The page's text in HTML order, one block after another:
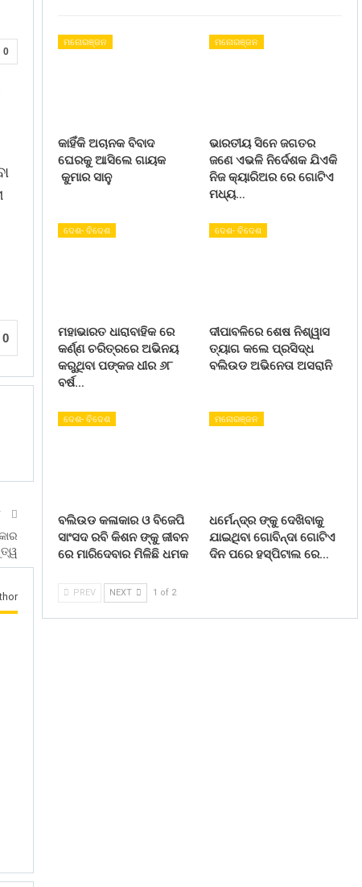
0
0
ମନୋରଞ୍ଜନ
କାହିଁକି ଅଚାନକ ବିବାଦ
ଘେରକୁ ଆସିଲେ ଗାୟକ
କୁମାର ସାନୁ
ମନୋରଞ୍ଜନ
ଭାରତୀୟ ସିନେ ଜଗତର
ଜଣେ ଏଭଳି ନିର୍ଦେଶକ ଯିଏକି
ନିଜ କ୍ୟାରିଅର ରେ ଗୋଟିଏ
ମଧ୍ୟ…
ଦେଶ- ବିଦେଶ
ମହାଭାରତ ଧାରାବାହିକ ରେ
କର୍ଣ୍ଣ ଚରିତ୍ରରେ ଅଭିନୟ
କରୁଥିବା ପଙ୍କଜ ଧୀର ୬୮
ବର୍ଷ…
ଦେଶ- ବିଦେଶ
ଦୀପାବଳିରେ ଶେଷ ନିଶ୍ୱାସ
ତ୍ୟାଗ କଲେ ପ୍ରସିଦ୍ଧ
ବଲିଉଡ ଅଭିନେତା ଅସରାନି
ଦେଶ- ବିଦେଶ
ବଲିଉଡ କଳାକାର ଓ ବିଜେପି
ସାଂସଦ ରବି କିଶନ ଙ୍କୁ ଜୀବନ
ରେ ମାରିଦେବାର ମିଳିଛି ଧମକ
ମନୋରଞ୍ଜନ
ଧର୍ମେନ୍ଦ୍ର ଙ୍କୁ ଦେଖିବାକୁ
ଯାଇଥିବା ଗୋବିନ୍ଦା ଗୋଟିଏ
ଦିନ ପରେ ହସ୍ପିଟାଲ ରେ…
PREV NEXT 1 of 2